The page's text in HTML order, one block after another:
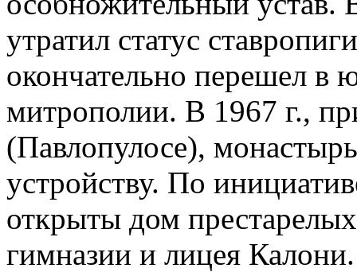
утратил статус
окончательно перешел
митрополии. В 1967 г.,
(Павлопулосе),
устройству. По
открыты дом
гимназии и лицея Калони.